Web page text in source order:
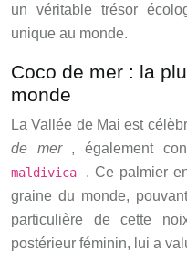
un véritable trésor
unique au monde.
Coco de mer : la
monde
La Vallée de Mai est
de mer , également
maldivica . Ce palmier
graine du monde,
particulière de cette
postérieur féminin, lui a